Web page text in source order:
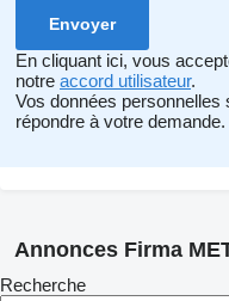
En cliquant ici, vous
notre accord utilisateur.
Vos données personnelles
répondre à votre demande.
Annonces Firma
Recherche